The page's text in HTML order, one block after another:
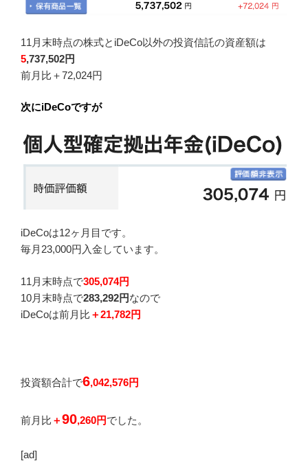
11月末時点の株式とiDeCo以外の投資信託の資産額は
5,737,502円
前月比 ＋72,024円
次にiDeCoですが
iDeCoは12ヶ月目です。
毎月23,000円入金しています。
11月末時点で305,074円
10月末時点で283,292円なので
iDeCoは前月比 ＋21,782円
投資額合計で6,042,576円
前月比 ＋90,260円でした。
[ad]